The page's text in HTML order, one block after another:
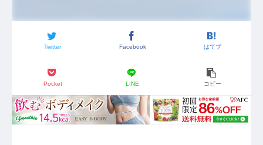
Twitter Facebook はてブ
Pocket LINE コピー